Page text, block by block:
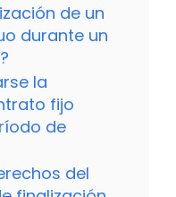
de un
durante un
la
fijo
de
del